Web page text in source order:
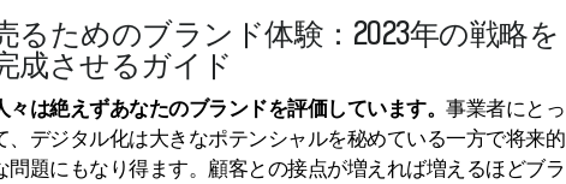
るためのブランド体験：2023年の戦略を
成させるガイド
々は絶えずあなたのブランドを評価しています。事業者にとっ
、デジタル化は大きなポテンシャルを秘めている一方で将来的
問題にもなり得ます。顧客との接点が増えれば増えるほどブラ